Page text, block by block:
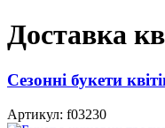
Доставка
Сезонні букети
Артикул: f03230